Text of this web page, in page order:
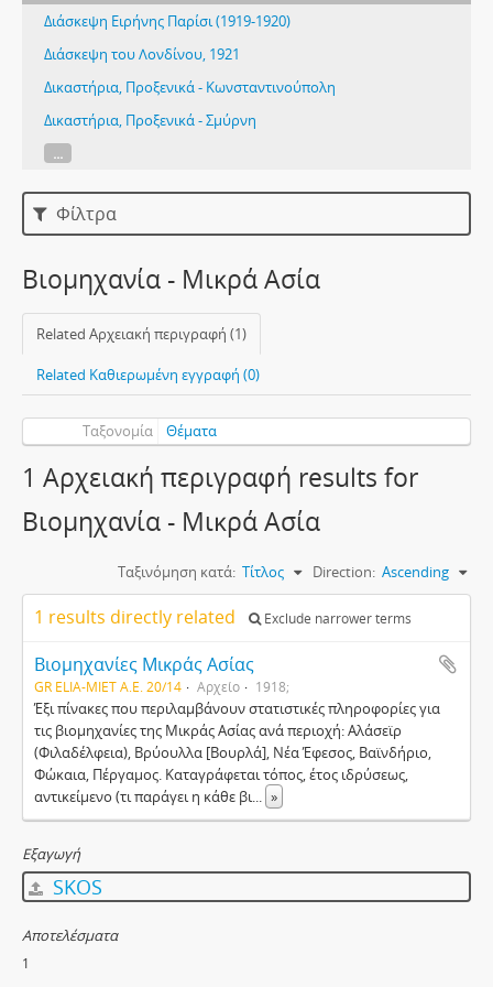
Διάσκεψη Ειρήνης Παρίσι (1919-1920)
Διάσκεψη του Λονδίνου, 1921
Δικαστήρια, Προξενικά - Κωνσταντινούπολη
Δικαστήρια, Προξενικά - Σμύρνη
...
Φίλτρα
Βιομηχανία - Μικρά Ασία
Related Αρχειακή περιγραφή (1)
Related Καθιερωμένη εγγραφή (0)
Ταξονομία Θέματα
1 Αρχειακή περιγραφή results for
Βιομηχανία - Μικρά Ασία
Ταξινόμηση κατά: Τίτλος Direction: Ascending
1 results directly related Exclude narrower terms
Βιομηχανίες Μικράς Ασίας
GR ELIA-MIET Α.Ε. 20/14 Αρχείο 1918;
Έξι πίνακες που περιλαμβάνουν στατιστικές πληροφορίες για
τις βιομηχανίες της Μικράς Ασίας ανά περιοχή: Αλάσεϊρ
(Φιλαδέλφεια), Βρύουλλα [Βουρλά], Νέα Έφεσος, Βαϊνδήριο,
Φώκαια, Πέργαμος. Καταγράφεται τόπος, έτος ιδρύσεως,
αντικείμενο (τι παράγει η κάθε βι... »
Εξαγωγή
SKOS
Αποτελέσματα
1